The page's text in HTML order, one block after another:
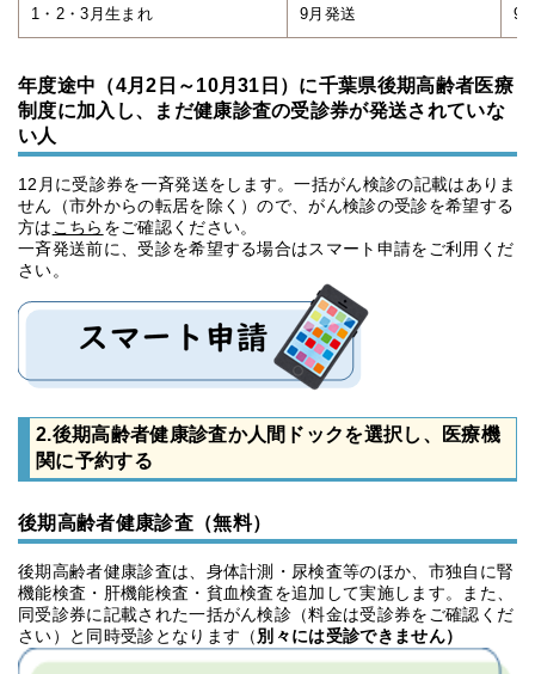
1・2・3月生まれ 9月発送 9
年度途中（4月2日～10月31日）に千葉県後期高齢者医療
制度に加入し、まだ健康診査の受診券が発送されていな
い人
12月に受診券を一斉発送をします。一括がん検診の記載はありま
せん（市外からの転居を除く）ので、がん検診の受診を希望する
方は こちら をご確認ください。
一斉発送前に、受診を希望する場合はスマート申請をご利用くだ
さい。
2.後期高齢者健康診査か人間ドックを選択し、医療機
関に予約する
後期高齢者健康診査（無料）
後期高齢者健康診査は、身体計測・尿検査等のほか、市独自に腎
機能検査・肝機能検査・貧血検査を追加して実施します。また、
同受診券に記載された一括がん検診（料金は受診券をご確認くだ
さい）と同時受診となります（別々には受診できません）